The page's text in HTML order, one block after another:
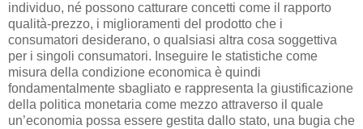
individuo, né possono catturare concetti come il rapporto
qualità-prezzo, i miglioramenti del prodotto che i
consumatori desiderano, o qualsiasi altra cosa soggettiva
per i singoli consumatori. Inseguire le statistiche come
misura della condizione economica è quindi
fondamentalmente sbagliato e rappresenta la giustificazione
della politica monetaria come mezzo attraverso il quale
un’economia possa essere gestita dallo stato, una bugia che